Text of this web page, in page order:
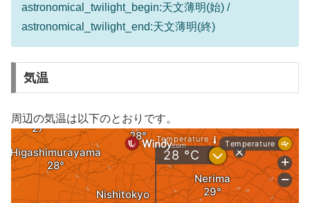
astronomical_twilight_begin:天文薄明(始) /
astronomical_twilight_end:天文薄明(終)
気温
周辺の気温は以下のとおりです。